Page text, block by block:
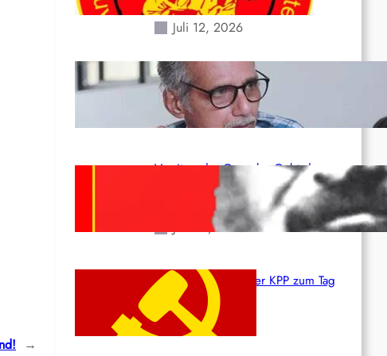
→
Juli 12, 2026
Indien: „Die Politik der
Kapitulation“ von K. Murali (Ajith)
Juli 1, 2026
Vorsitzender Gonzalo: Gebt das
Leben für die Partei und die
Juni 19, 2026
Beschluss des ZK der KPP zum Tag
des Heldentums
Juni 19, 2026